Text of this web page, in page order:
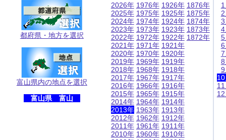
都府県・地方を選択
富山県内の地点を選択
富山県 富山
2026年
2025年
2024年
2023年
2022年
2021年
2020年
2019年
2018年
2017年
2016年
2015年
2014年
2013年
2012年
2011年
2010年
1976年
1975年
1974年
1973年
1972年
1971年
1970年
1969年
1968年
1967年
1966年
1965年
1964年
1963年
1962年
1961年
1960年
1926年
1925年
1924年
1923年
1922年
1921年
1920年
1919年
1918年
1917年
1916年
1915年
1914年
1913年
1912年
1911年
1910年
1876年
1875年
1874年
1873年
1872年